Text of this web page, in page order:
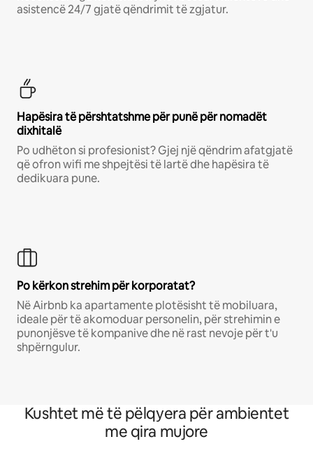
asistencë 24/7 gjatë qëndrimit të zgjatur.
Hapësira të përshtatshme për punë për nomadët
dixhitalë
Po udhëton si profesionist? Gjej një qëndrim afatgjatë
që ofron wifi me shpejtësi të lartë dhe hapësira të
dedikuara pune.
Po kërkon strehim për korporatat?
Në Airbnb ka apartamente plotësisht të mobiluara,
ideale për të akomoduar personelin, për strehimin e
punonjësve të kompanive dhe në rast nevoje për t'u
shpërngulur.
Kushtet më të pëlqyera për ambientet
me qira mujore